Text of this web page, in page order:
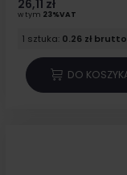
26,11 zł
w tym 23%VAT
1 sztuka: 0.26 zł brutto
DO